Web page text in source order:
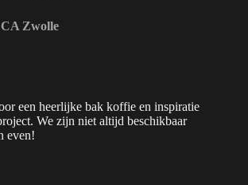
Zwolle
een heerlijke bak koffie en inspiratie
We zijn niet altijd beschikbaar
even!